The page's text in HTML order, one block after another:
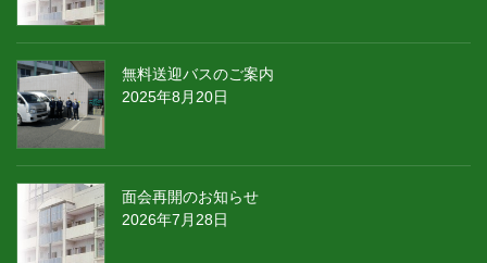
無料送迎バスのご案内
2025年8月20日
面会再開のお知らせ
2026年7月28日